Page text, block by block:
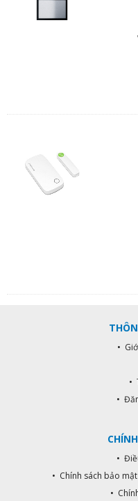
•
•
•
•
• Chính sách bảo
•